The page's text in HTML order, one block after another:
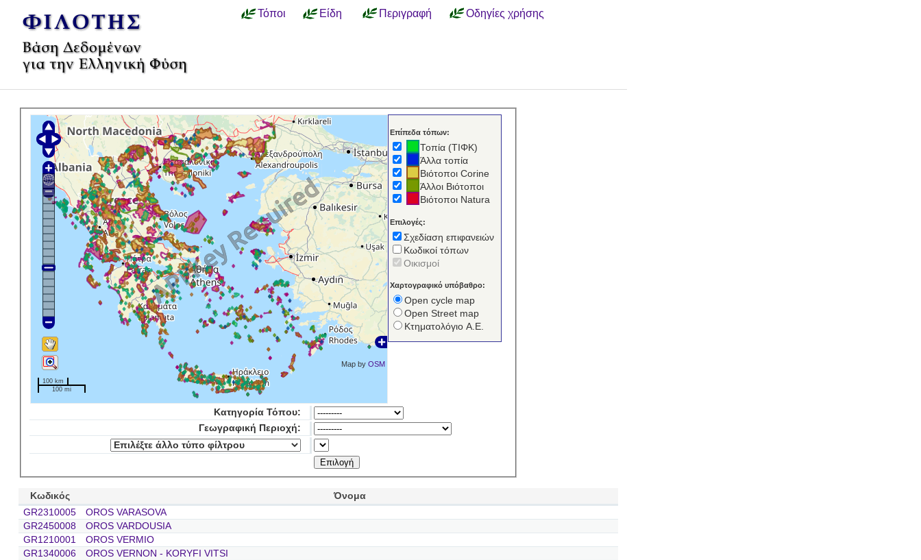
Τόποι Είδη Περιγραφή Οδηγίες χρήσης
Map byOSM
100 km
100 mi
Επίπεδα τόπων:
Τοπία (ΤΙΦΚ)
Άλλα τοπία
Βιότοποι Corine
Άλλοι Βιότοποι
Βιότοποι Natura
Επιλογές:
Σχεδίαση επιφανειών
Κωδικοί τόπων
Οικισμοί
Χαρτογραφικό υπόβαθρο:
Open cycle map
Open Street map
Κτηματολόγιο Α.Ε.
Κατηγορία Τόπου:
Γεωγραφική Περιοχή:
Κωδικός
Όνομα
GR2310005
OROS VARASOVA
GR2450008
OROS VARDOUSIA
GR1210001
OROS VERMIO
GR1340006
OROS VERNON - KORYFI VITSI